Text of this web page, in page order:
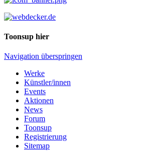
Toonsup hier
Navigation überspringen
Werke
Künstler/innen
Events
Aktionen
News
Forum
Toonsup
Registrierung
Sitemap